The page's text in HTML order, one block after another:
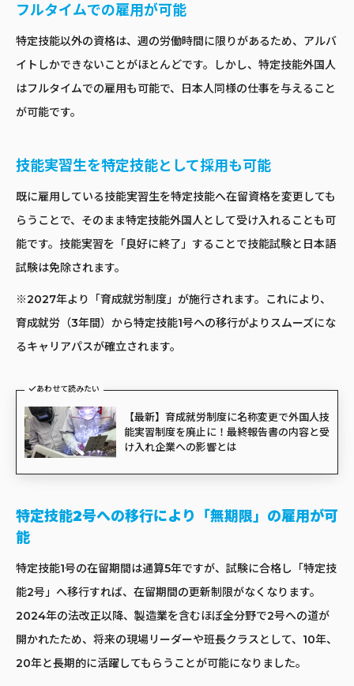
フルタイムでの雇用が可能
特定技能以外の資格は、週の労働時間に限りがあるため、アルバ
イトしかできないことがほとんどです。しかし、特定技能外国人
はフルタイムでの雇用も可能で、日本人同様の仕事を与えること
が可能です。
技能実習生を特定技能として採用も可能
既に雇用している技能実習生を特定技能へ在留資格を変更しても
らうことで、そのまま特定技能外国人として受け入れることも可
能です。技能実習を「良好に終了」することで技能試験と日本語
試験は免除されます。
※2027年より「育成就労制度」が施行されます。これにより、
育成就労（3年間）から特定技能1号への移行がよりスムーズにな
るキャリアパスが確立されます。
あわせて読みたい
【最新】育成就労制度に名称変更で外国人技
能実習制度を廃止に！最終報告書の内容と受
け入れ企業への影響とは
特定技能2号への移行により「無期限」の雇用が可
能
特定技能1号の在留期間は通算5年ですが、試験に合格し「特定技
能2号」へ移行すれば、在留期間の更新制限がなくなります。
2024年の法改正以降、製造業を含むほぼ全分野で2号への道が
開かれたため、将来の現場リーダーや班長クラスとして、10年、
20年と長期的に活躍してもらうことが可能になりました。